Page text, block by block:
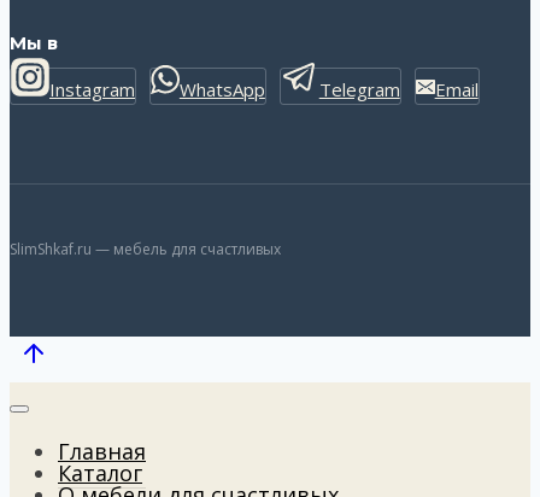
Мы в
Instagram WhatsApp Telegram Email
SlimShkaf.ru — мебель для счастливых
Главная
Каталог